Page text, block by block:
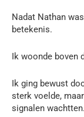
Nadat Nathan
betekenis.
Ik woonde boven
Ik ging bewust
sterk voelde,
signalen wachtten.